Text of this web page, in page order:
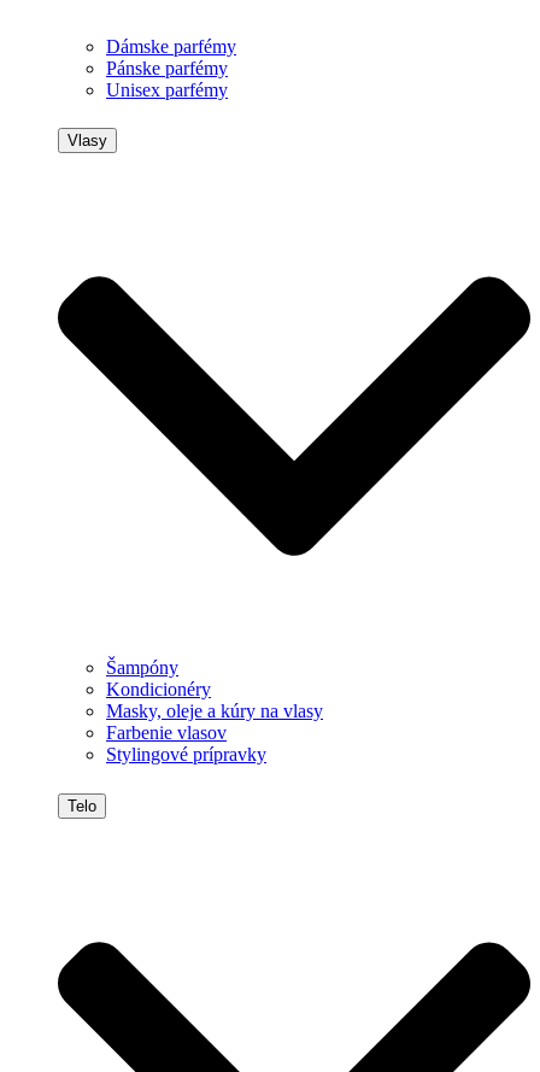
Dámske parfémy
Pánske parfémy
Unisex parfémy
Vlasy
Šampóny
Kondicionéry
Masky, oleje a kúry na vlasy
Farbenie vlasov
Stylingové prípravky
Telo